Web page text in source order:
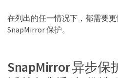
在列出的任一情况下，都需要
SnapMirror 保护。
SnapMirror 异步保